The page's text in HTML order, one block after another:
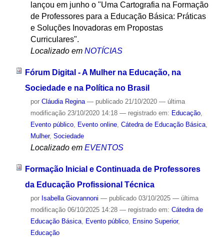
lançou em junho o "Uma Cartografia na Formação
de Professores para a Educação Básica: Práticas
e Soluções Inovadoras em Propostas
Curriculares".
Localizado em NOTÍCIAS
Fórum Digital - A Mulher na Educação, na
Sociedade e na Política no Brasil
por Cláudia Regina — publicado21/10/2020 — última
modificação23/10/2020 14:18 — registrado em: Educação,
Evento público, Evento online, Cátedra de Educação Básica,
Mulher, Sociedade
Localizado em EVENTOS
Formação Inicial e Continuada de Professores
da Educação Profissional Técnica
por Isabella Giovannoni — publicado03/10/2025 — última
modificação06/10/2025 14:28 — registrado em: Cátedra de
Educação Básica, Evento público, Ensino Superior,
Educação